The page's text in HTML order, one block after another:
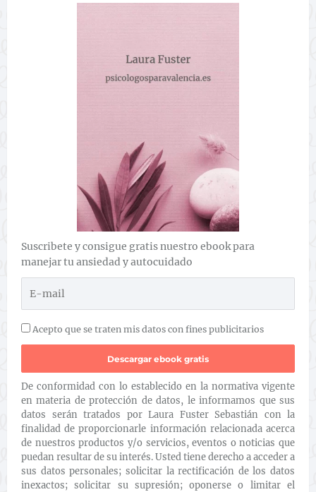
Suscribete y consigue gratis nuestro ebook para
manejar tu ansiedad y autocuidado
Acepto que se traten mis datos con fines publicitarios
De conformidad con lo establecido en la normativa vigente
en materia de protección de datos, le informamos que sus
datos serán tratados por Laura Fuster Sebastián con la
finalidad de proporcionarle información relacionada acerca
de nuestros productos y/o servicios, eventos o noticias que
puedan resultar de su interés. Usted tiene derecho a acceder a
sus datos personales; solicitar la rectificación de los datos
inexactos; solicitar su supresión; oponerse o limitar el